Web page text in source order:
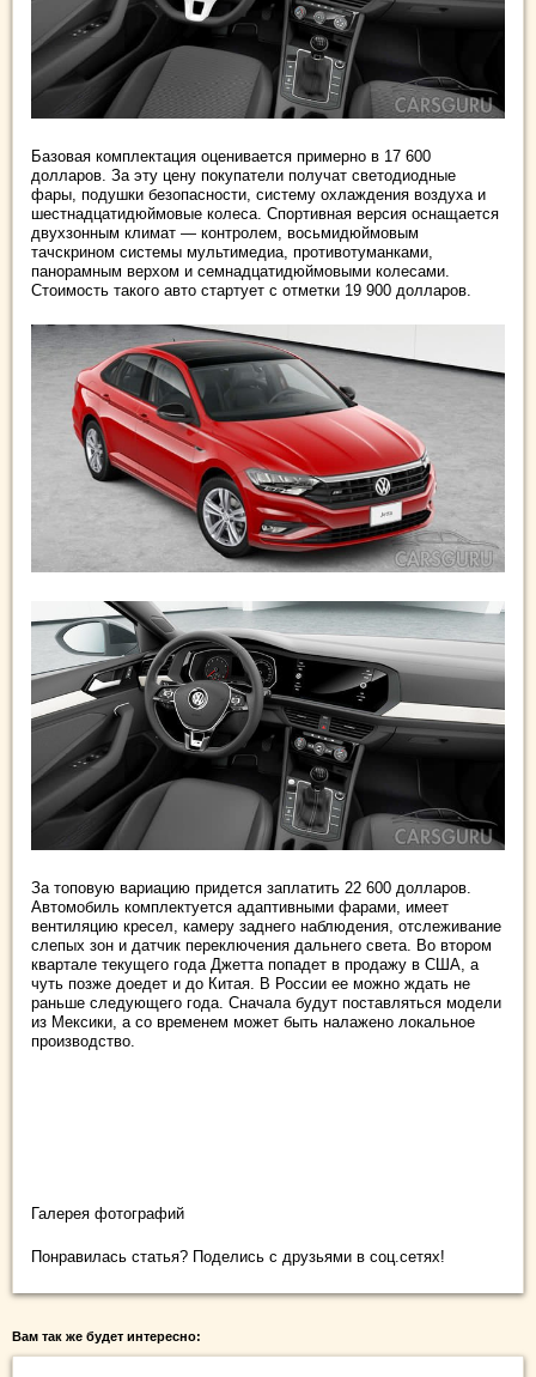
Базовая комплектация оценивается примерно в 17 600
долларов. За эту цену покупатели получат светодиодные
фары, подушки безопасности, систему охлаждения воздуха и
шестнадцатидюймовые колеса. Спортивная версия оснащается
двухзонным климат — контролем, восьмидюймовым
тачскрином системы мультимедиа, противотуманками,
панорамным верхом и семнадцатидюймовыми колесами.
Стоимость такого авто стартует с отметки 19 900 долларов.
За топовую вариацию придется заплатить 22 600 долларов.
Автомобиль комплектуется адаптивными фарами, имеет
вентиляцию кресел, камеру заднего наблюдения, отслеживание
слепых зон и датчик переключения дальнего света. Во втором
квартале текущего года Джетта попадет в продажу в США, а
чуть позже доедет и до Китая. В России ее можно ждать не
раньше следующего года. Сначала будут поставляться модели
из Мексики, а со временем может быть налажено локальное
производство.
Галерея фотографий
Понравилась статья? Поделись с друзьями в соц.сетях!
Вам так же будет интересно: